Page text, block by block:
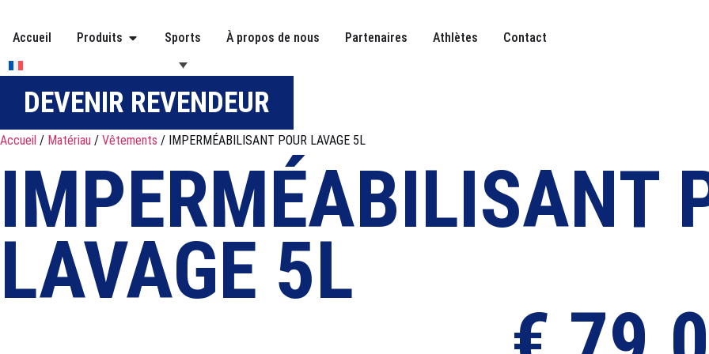
Accueil Produits Sports À propos de nous Partenaires Athlètes Contact
DEVENIR REVENDEUR
Accueil / Matériau / Vêtements / IMPERMÉABILISANT POUR LAVAGE 5L
IMPERMÉABILISANT
LAVAGE 5L